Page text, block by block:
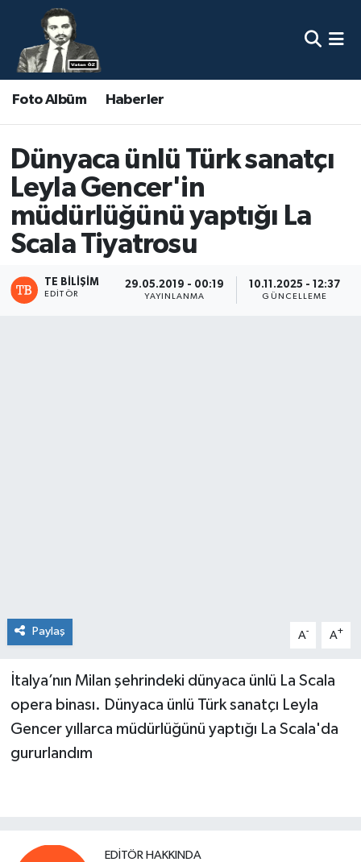
Foto Albüm Haberler
Dünyaca ünlü Türk sanatçı
Leyla Gencer'in
müdürlüğünü yaptığı La
Scala Tiyatrosu
TE BILIŞIM
EDITÖR
29.05.2019 - 00:19
YAYINLANMA
10.11.2025 - 12:37
GÜNCELLEME
Paylaş A- A+
İtalya’nın Milan şehrindeki dünyaca ünlü La Scala
opera binası. Dünyaca ünlü Türk sanatçı Leyla
Gencer yıllarca müdürlüğünü yaptığı La Scala'da
gururlandım
EDITÖR HAKKINDA
Nöbetçi Eczaneler
Hava Durumu
Trafik Durumu
Süper Lig Puan Durumu ve Fikstür